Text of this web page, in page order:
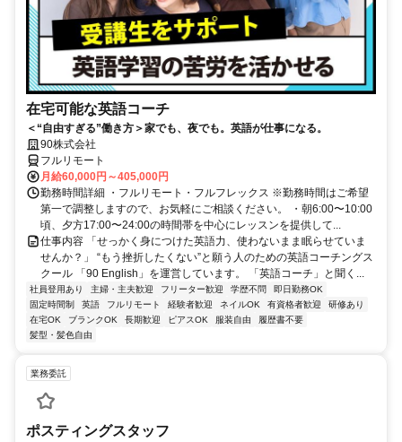
在宅可能な英語コーチ
＜“自由すぎる”働き方＞家でも、夜でも。英語が仕事になる。
90株式会社
フルリモート
月給60,000円～405,000円
勤務時間詳細 ・フルリモート・フルフレックス ※勤務時間はご希望
第一で調整しますので、お気軽にご相談ください。 ・朝6:00〜10:00
頃、夕方17:00〜24:00の時間帯を中心にレッスンを提供して...
仕事内容 「せっかく身につけた英語力、使わないまま眠らせていま
せんか？」 “もう挫折したくない”と願う人のための英語コーチングス
クール 「90 English」を運営しています。 「英語コーチ」と聞く...
社員登用あり 主婦・主夫歓迎 フリーター歓迎 学歴不問
即日勤務OK
固定時間制
英語 フルリモート 経験者歓迎 ネイルOK 有資格者歓迎
研修あり
在宅OK
ブランクOK 長期歓迎 ピアスOK 服装自由
履歴書不要
髪型・髪色自由
業務委託
ポスティングスタッフ